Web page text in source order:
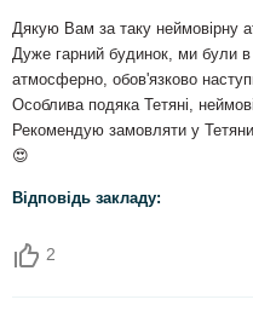
Дякую Вам за таку неймовірну
Дуже гарний будинок, ми були
атмосферно, обов'язково
Особлива подяка Тетяні,
Рекомендую замовляти у
😍
Відповідь закладу:
2